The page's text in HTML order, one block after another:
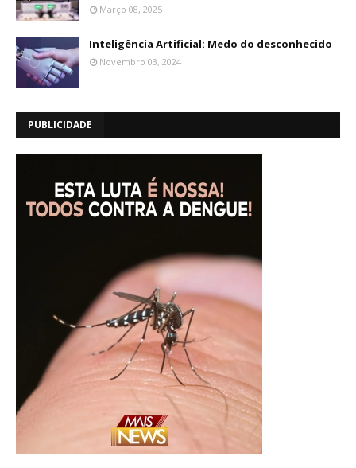
Março 08, 2025
Inteligência Artificial: Medo do desconhecido
Novembro 03, 2024
PUBLICIDADE